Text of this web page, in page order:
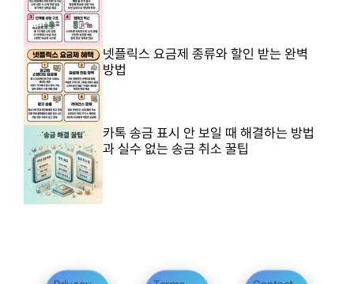
넷플릭스 요금제 종류와 할인 받는 완벽
방법
카톡 송금 표시 안 보일 때 해결하는 방법
과 실수 없는 송금 취소 꿀팁